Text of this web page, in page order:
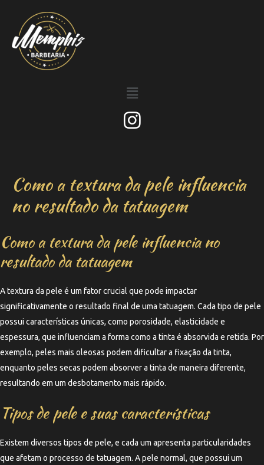
Como a textura da pele influencia
no resultado da tatuagem
Como a textura da pele influencia no
resultado da tatuagem
A textura da pele é um fator crucial que pode impactar
significativamente o resultado final de uma tatuagem. Cada tipo de pele
possui características únicas, como porosidade, elasticidade e
espessura, que influenciam a forma como a tinta é absorvida e retida. Por
exemplo, peles mais oleosas podem dificultar a fixação da tinta,
enquanto peles secas podem absorver a tinta de maneira diferente,
resultando em um desbotamento mais rápido.
Tipos de pele e suas características
Existem diversos tipos de pele, e cada um apresenta particularidades
que afetam o processo de tatuagem. A pele normal, que possui um